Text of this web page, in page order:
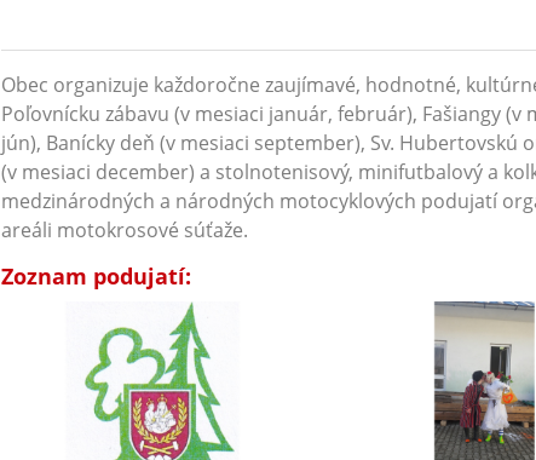
Obec organizuje každoročne zaujímavé, hodnotné,
Poľovnícku zábavu (v mesiaci január, február), Fašiangy
jún), Banícky deň (v mesiaci september), Sv. Hubertovskú
(v mesiaci december) a stolnotenisový, minifutbalový a
medzinárodných a národných motocyklových podujatí
areáli motokrosové súťaže.
Zoznam podujatí: